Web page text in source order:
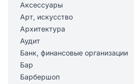
Аксессуары
Арт, искусство
Архитектура
Аудит
Банк, финансовые организации
Бар
Барбершоп